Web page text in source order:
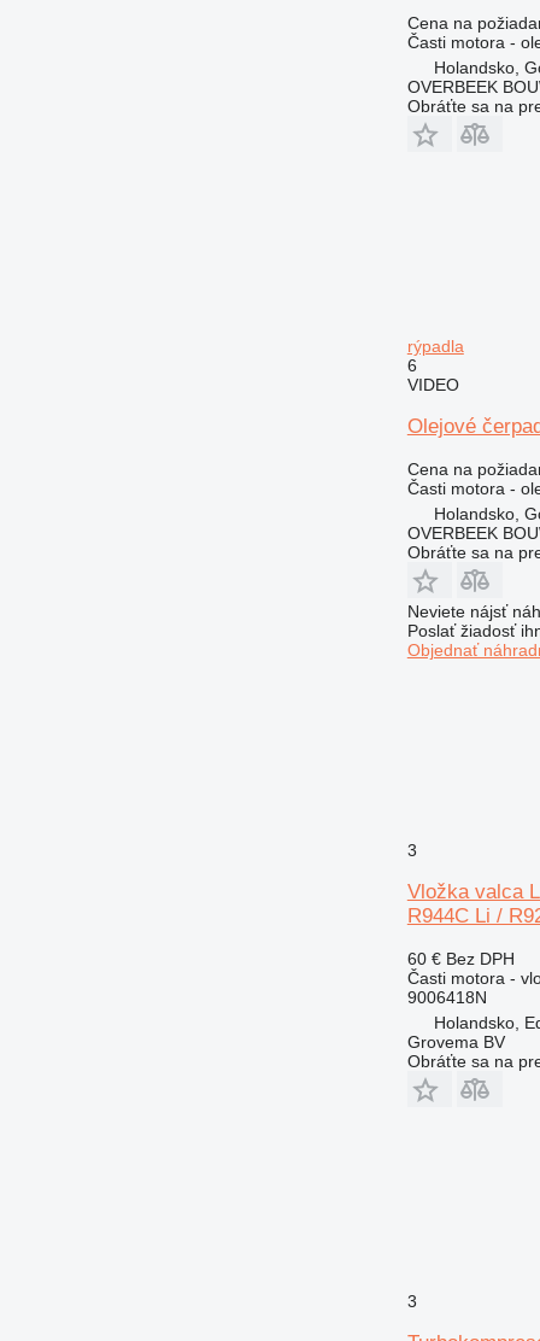
Cena na
Časti motora -
Holandsko,
OVERBEEK
Obráťte sa na
rýpadla
6
VIDEO
Olejové
Cena na
Časti motora -
Holandsko,
OVERBEEK
Obráťte sa na
Neviete nájsť
Poslať žiadosť
Objednať
3
Vložka valca
R944C Li /
60 € Bez DPH
Časti motora -
9006418N
Holandsko,
Grovema BV
Obráťte sa na
3